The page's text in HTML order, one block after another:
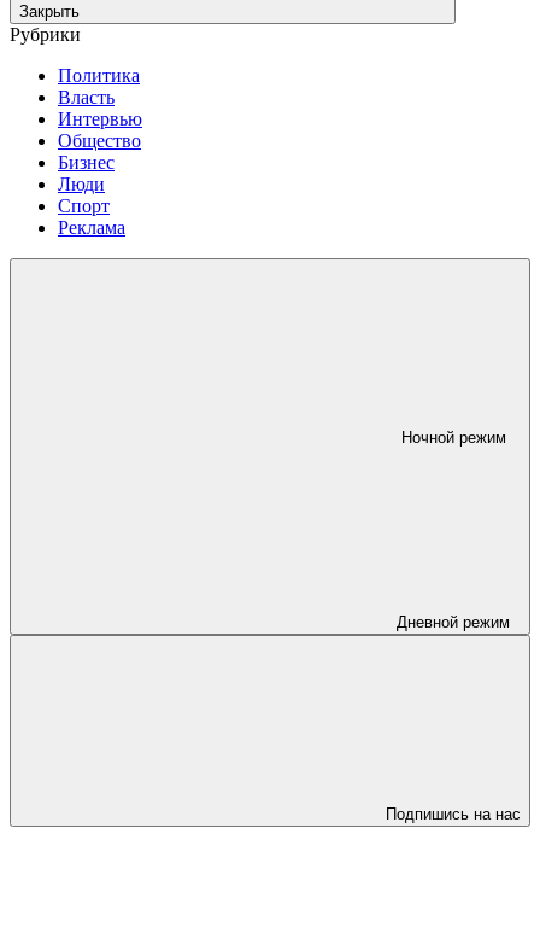
Закрыть
Рубрики
Политика
Власть
Интервью
Общество
Бизнес
Люди
Спорт
Реклама
Ночной режим
Дневной режим
Подпишись на нас